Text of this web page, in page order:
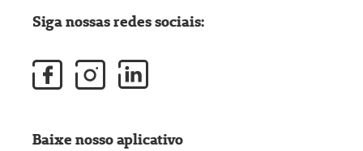
Siga nossas redes sociais:
Baixe nosso aplicativo